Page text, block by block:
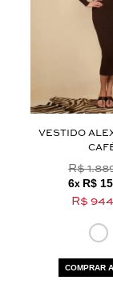
Aceito
VESTIDO
R$
6x R$
R$
COMPRAR